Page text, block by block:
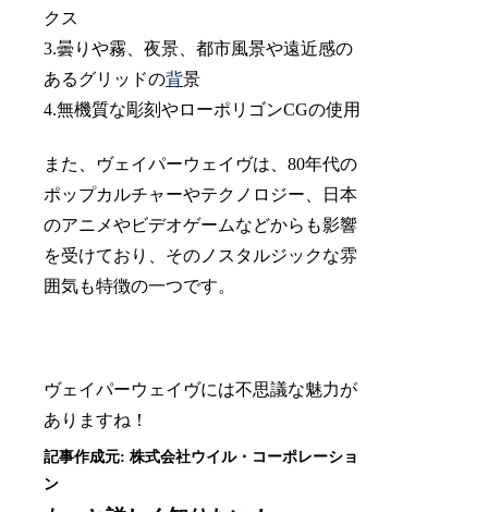
クス
3.曇りや霧、夜景、都市風景や遠近感の
あるグリッドの背景
4.無機質な彫刻やローポリゴンCGの使用
また、ヴェイパーウェイヴは、80年代の
ポップカルチャーやテクノロジー、日本
のアニメやビデオゲームなどからも影響
を受けており、そのノスタルジックな雰
囲気も特徴の一つです。
ヴェイパーウェイヴには不思議な魅力が
ありますね！